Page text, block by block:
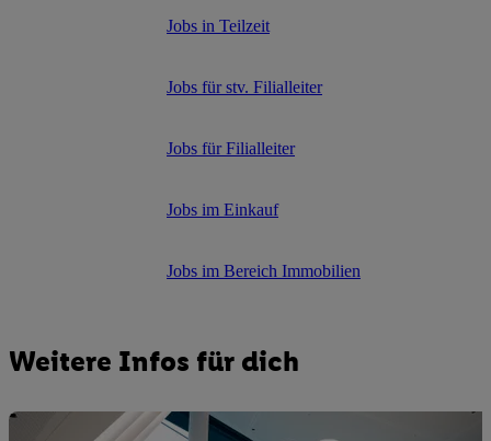
Jobs in Teilzeit
Jobs für stv. Filialleiter
Jobs für Filialleiter
Jobs im Einkauf
Jobs im Bereich Immobilien
Weitere Infos für dich